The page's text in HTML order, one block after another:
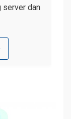
server dan